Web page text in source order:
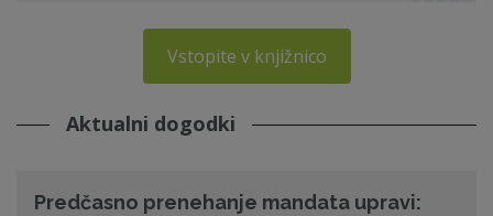
Vstopite v knjižnico
Aktualni dogodki
Predčasno prenehanje mandata upravi: